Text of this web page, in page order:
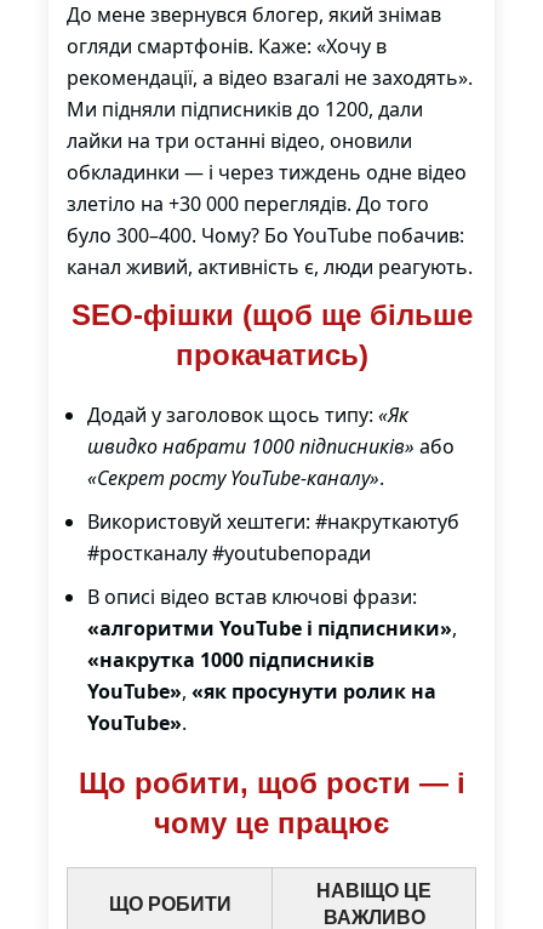
До мене звернувся блогер, який знімав
огляди смартфонів. Каже: «Хочу в
рекомендації, а відео взагалі не заходять».
Ми підняли підписників до 1200, дали
лайки на три останні відео, оновили
обкладинки — і через тиждень одне відео
злетіло на +30 000 переглядів. До того
було 300–400. Чому? Бо YouTube побачив:
канал живий, активність є, люди реагують.
SEO-фішки (щоб ще більше
прокачатись)
Додай у заголовок щось типу: «Як
швидко набрати 1000 підписників» або
«Секрет росту YouTube-каналу».
Використовуй хештеги: #накруткаютуб
#ростканалу #youtubeпоради
В описі відео встав ключові фрази:
«алгоритми YouTube і підписники»,
«накрутка 1000 підписників
YouTube», «як просунути ролик на
YouTube».
Що робити, щоб рости — і
чому це працює
ЩО РОБИТИ
НАВІЩО ЦЕ
ВАЖЛИВО